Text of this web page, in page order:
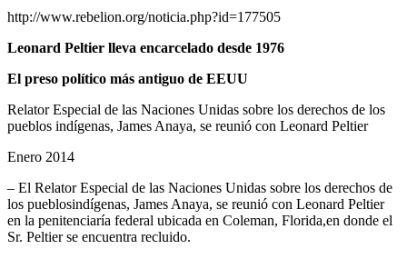
http://www.rebelion.org/noticia.php?id=177505
Leonard Peltier lleva encarcelado desde 1976
El preso político más antiguo de EEUU
Relator Especial de las Naciones Unidas sobre los derechos de los
pueblos indígenas, James Anaya, se reunió con Leonard Peltier
Enero 2014
– El Relator Especial de las Naciones Unidas sobre los derechos de
los pueblosindígenas, James Anaya, se reunió con Leonard Peltier
en la penitenciaría federal ubicada en Coleman, Florida,en donde el
Sr. Peltier se encuentra recluido.